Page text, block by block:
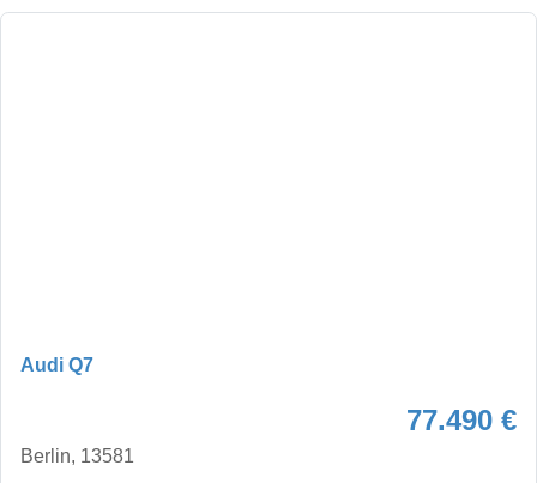
Audi Q7
77.490 €
Berlin, 13581